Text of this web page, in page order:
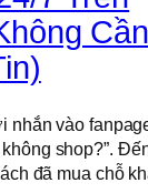
vào
shop?”.
đã mua chỗ